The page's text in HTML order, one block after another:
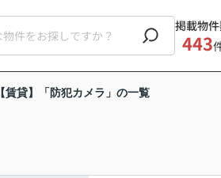
掲載物
443
【賃貸】「防犯カメラ」の一覧